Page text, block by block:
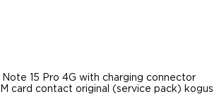
Note 15 Pro 4G with charging connector
card contact original (service pack) kogus